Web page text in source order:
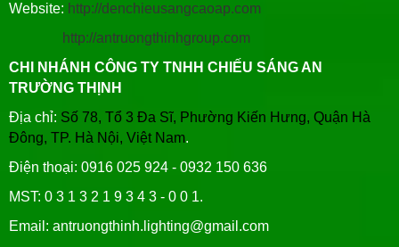
Website: http://denchieusangcaoap.com
http://antruongthinhgroup.com
CHI NHÁNH CÔNG TY TNHH CHIẾU SÁNG AN
TRƯỜNG THỊNH
Địa chỉ: Số 78, Tổ 3 Đa Sĩ, Phường Kiến Hưng, Quận Hà
Đông, TP. Hà Nội, Việt Nam.
Điện thoại: 0916 025 924 - 0932 150 636
MST: 0 3 1 3 2 1 9 3 4 3 - 0 0 1.
Email: antruongthinh.lighting@gmail.com